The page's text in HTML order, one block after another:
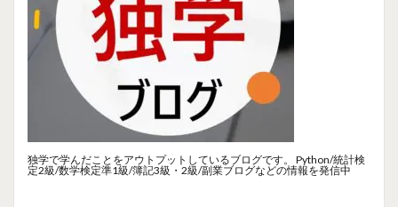
独学で学んだことをアウトプットしているブログです。 Python/統計検
定2級/数学検定準1級/簿記3級・2級/副業ブログなどの情報を発信中